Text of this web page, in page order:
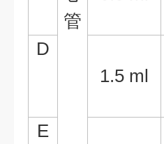
管
D
1.5 ml
E